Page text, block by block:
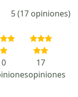
5 (17 opiniones)
0
17
opiniones